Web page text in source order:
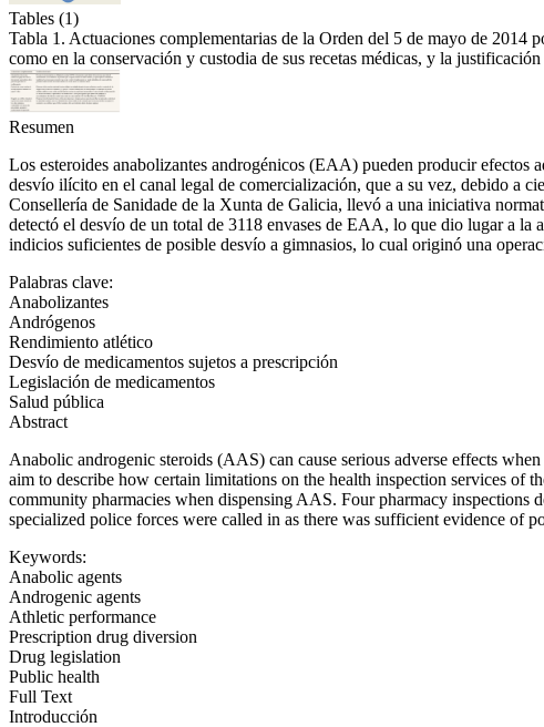
Tables (1)
Tabla 1. Actuaciones complementarias de la Orden del 5 de mayo de 2014
como en la conservación y custodia de sus recetas médicas, y la
Resumen
Los esteroides anabolizantes androgénicos (EAA) pueden producir efectos
desvío ilícito en el canal legal de comercialización, que a su vez, debido a
Consellería de Sanidade de la Xunta de Galicia, llevó a una iniciativa
detectó el desvío de un total de 3118 envases de EAA, lo que dio lugar a la
indicios suficientes de posible desvío a gimnasios, lo cual originó una
Palabras clave:
Anabolizantes
Andrógenos
Rendimiento atlético
Desvío de medicamentos sujetos a prescripción
Legislación de medicamentos
Salud pública
Abstract
Anabolic androgenic steroids (AAS) can cause serious adverse effects
aim to describe how certain limitations on the health inspection services of
community pharmacies when dispensing AAS. Four pharmacy
specialized police forces were called in as there was sufficient evidence of
Keywords:
Anabolic agents
Androgenic agents
Athletic performance
Prescription drug diversion
Drug legislation
Public health
Full Text
Introducción